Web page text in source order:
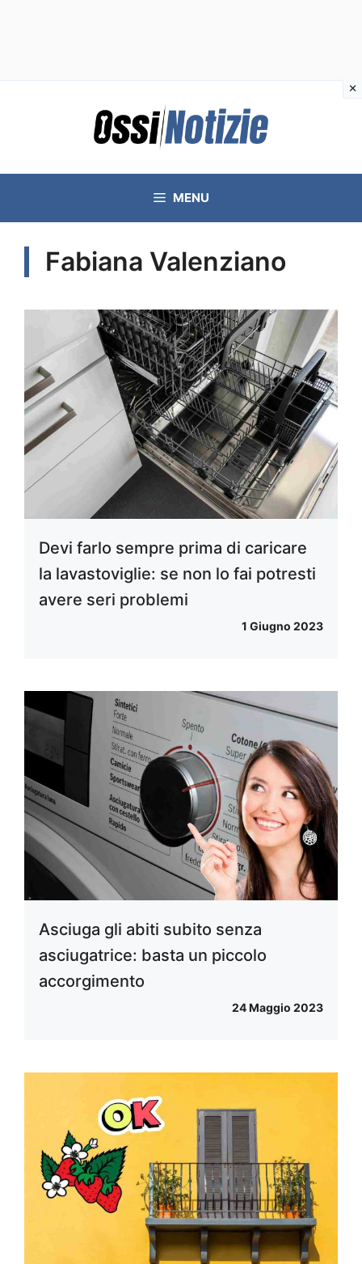
MENU
Fabiana Valenziano
Devi farlo sempre prima di caricare
la lavastoviglie: se non lo fai potresti
avere seri problemi
1 Giugno 2023
Asciuga gli abiti subito senza
asciugatrice: basta un piccolo
accorgimento
24 Maggio 2023